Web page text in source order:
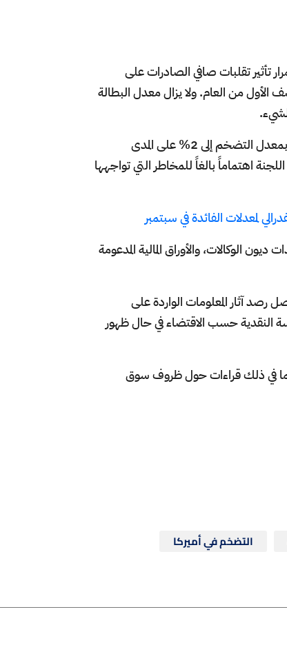
تأثير تقلبات صافي الصادرات على
الأول من العام. ولا يزال معدل البطالة
وذكرت اللجنة أنها تسعى إلى تحقيق أقصى قدر من التوظيف والوصول بمعدل التضخم إلى 2% على المدى
اهتماماً بالغاً للمخاطر التي تواجهها
الوكالات، والأوراق المالية المدعومة
رصد آثار المعلومات الواردة على
النقدية حسب الاقتضاء في حال ظهور
بما في ذلك قراءات حول ظروف سوق
التضخم في أميركا